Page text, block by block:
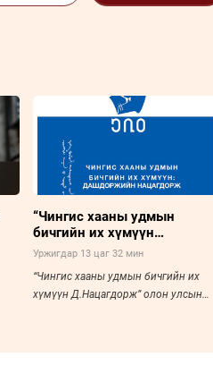
“Чингис хааны удмын
бичгийн их хүмүүн
Д.Нацагдорж” олон улсын
Уржигдар 13 цаг 32 мин
“Чингис хааны удмын бичгийн их
хүмүүн Д.Нацагдорж” олон улсын